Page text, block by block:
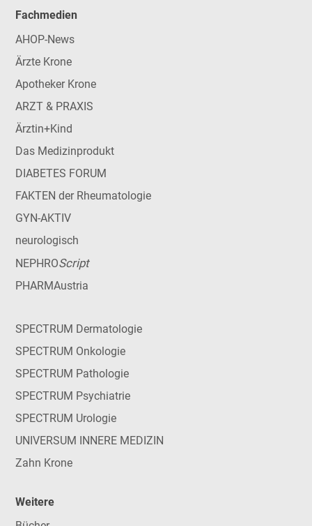
Fachmedien
AHOP-News
Ärzte Krone
Apotheker Krone
ARZT & PRAXIS
Ärztin+Kind
Das Medizinprodukt
DIABETES FORUM
FAKTEN der Rheumatologie
GYN-AKTIV
neurologisch
NEPHROScript
PHARMAustria
SPECTRUM Dermatologie
SPECTRUM Onkologie
SPECTRUM Pathologie
SPECTRUM Psychiatrie
SPECTRUM Urologie
UNIVERSUM INNERE MEDIZIN
Zahn Krone
Weitere